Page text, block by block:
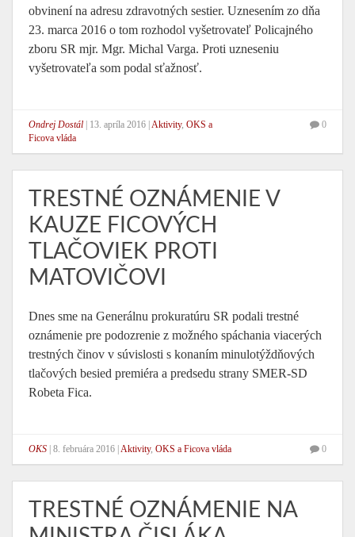
obvinení na adresu zdravotných sestier. Uznesením zo dňa
23. marca 2016 o tom rozhodol vyšetrovateľ Policajného
zboru SR mjr. Mgr. Michal Varga. Proti uzneseniu
vyšetrovateľa som podal sťažnosť.
Ondrej Dostál 13. apríla 2016 Aktivity, OKS a
Ficova vláda
0
TRESTNÉ OZNÁMENIE V
KAUZE FICOVÝCH
TLAČOVIEK PROTI
MATOVIČOVI
Dnes sme na Generálnu prokuratúru SR podali trestné
oznámenie pre podozrenie z možného spáchania viacerých
trestných činov v súvislosti s konaním minulotýždňových
tlačových besied premiéra a predsedu strany SMER-SD
Robeta Fica.
OKS 8. februára 2016 Aktivity, OKS a Ficova vláda 0
TRESTNÉ OZNÁMENIE NA